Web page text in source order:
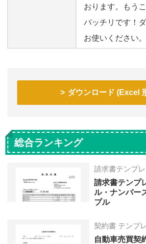
おります。もう
バッチリです！
お使いください。
ダウンロード (Excel
総合ランキング
請求書テンプ
請求書テンプ
ル・ナンバー
プル
契約書 テンプ
自動車売買契